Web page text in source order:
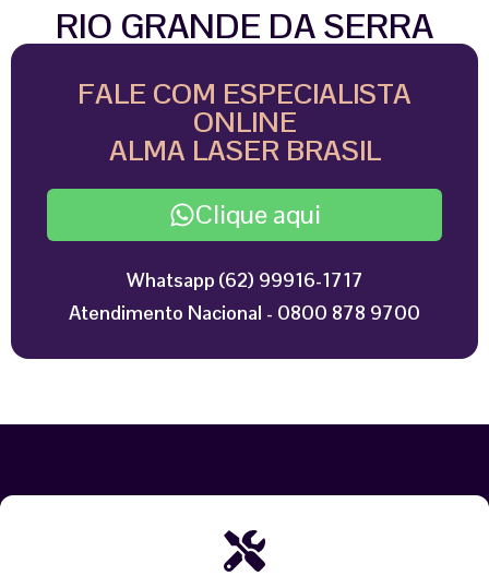
RIO GRANDE DA SERRA
FALE COM ESPECIALISTA
ONLINE
ALMA LASER BRASIL
Clique aqui
Whatsapp (62) 99916-1717
Atendimento Nacional - 0800 878 9700